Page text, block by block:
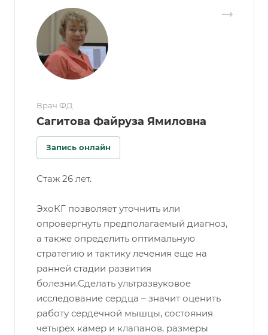
Врач ФД
Сагитова Файруза Ямиловна
Запись онлайн
Стаж 26 лет.
ЭхоКГ позволяет уточнить или
опровергнуть предполагаемый диагноз,
а также определить оптимальную
стратегию и тактику лечения еще на
ранней стадии развития
болезни.Сделать ультразвуковое
исследование сердца – значит оценить
работу сердечной мышцы, состояния
четырех камер и клапанов, размеры